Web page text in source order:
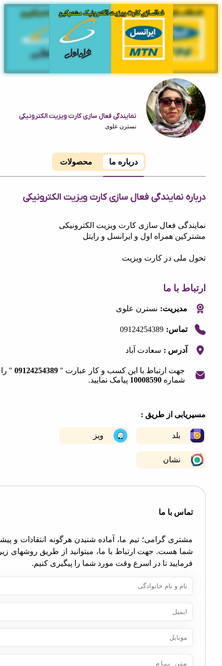
نمایندگی فعال سازی کارت ویزیت الکترونیکی
نسترن علوی
محصولات
نمایندگی فعال سازی کارت ویزیت الکترونیکی
فعال سازی کارت ویزیت الکترونیکی
همراه اول و ایرانسل و رایتل
در کارت ویزیت
با ما
مدیریت: نسترن علوی
تماس: 09124254389
آدرس : سعادت آباد
جهت ارتباط با این کسب و کار عبارت "09124254389" را به
شماره 10008590 پیامک نمایید.
از طریق :
ویز
نشان
با ما
گرامی؛ تیم ما، آماده شنیدن هرگونه انتقادات و پیشنهادات
هست. جهت ارتباط با ما، میتوانید از طریق روشهای زیر اقدام
تا در اسرع وقت مورد شما را پیگیری کنیم.